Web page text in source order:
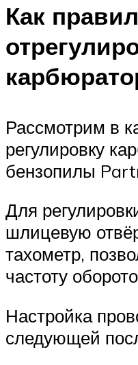
Как
Рассмотрим в
регулировку
бензопилы
Для
шлицевую
тахометр,
частоту
Настройка
следующей